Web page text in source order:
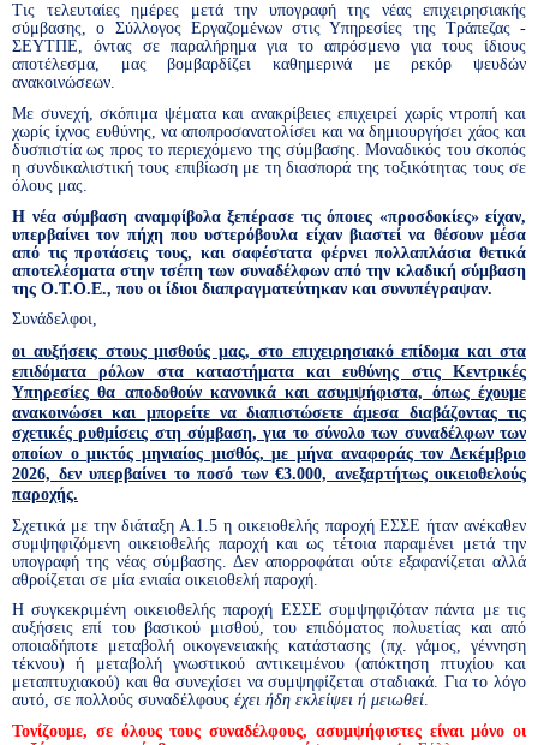
Τις τελευταίες ημέρες μετά την υπογραφή της νέας επιχειρησιακής
σύμβασης, ο Σύλλογος Εργαζομένων στις Υπηρεσίες της Τράπεζας -
ΣΕΥΤΠΕ, όντας σε παραλήρημα για το απρόσμενο για τους ίδιους
αποτέλεσμα, μας βομβαρδίζει καθημερινά με ρεκόρ ψευδών
ανακοινώσεων.
Με συνεχή, σκόπιμα ψέματα και ανακρίβειες επιχειρεί χωρίς ντροπή και
χωρίς ίχνος ευθύνης, να αποπροσανατολίσει και να δημιουργήσει χάος και
δυσπιστία ως προς το περιεχόμενο της σύμβασης. Μοναδικός του σκοπός
η συνδικαλιστική τους επιβίωση με τη διασπορά της τοξικότητας τους σε
όλους μας.
Η νέα σύμβαση αναμφίβολα ξεπέρασε τις όποιες «προσδοκίες» είχαν,
υπερβαίνει τον πήχη που υστερόβουλα είχαν βιαστεί να θέσουν μέσα
από τις προτάσεις τους, και σαφέστατα φέρνει πολλαπλάσια θετικά
αποτελέσματα στην τσέπη των συναδέλφων από την κλαδική σύμβαση
της Ο.Τ.Ο.Ε., που οι ίδιοι διαπραγματεύτηκαν και συνυπέγραψαν.
Συνάδελφοι,
οι αυξήσεις στους μισθούς μας, στο επιχειρησιακό επίδομα και στα
επιδόματα ρόλων στα καταστήματα και ευθύνης στις Κεντρικές
Υπηρεσίες θα αποδοθούν κανονικά και ασυμψήφιστα, όπως έχουμε
ανακοινώσει και μπορείτε να διαπιστώσετε άμεσα διαβάζοντας τις
σχετικές ρυθμίσεις στη σύμβαση, για το σύνολο των συναδέλφων των
οποίων ο μικτός μηνιαίος μισθός, με μήνα αναφοράς τον Δεκέμβριο
2026, δεν υπερβαίνει το ποσό των €3.000, ανεξαρτήτως οικειοθελούς
παροχής.
Σχετικά με την διάταξη Α.1.5 η οικειοθελής παροχή ΕΣΣΕ ήταν ανέκαθεν
συμψηφιζόμενη οικειοθελής παροχή και ως τέτοια παραμένει μετά την
υπογραφή της νέας σύμβασης. Δεν απορροφάται ούτε εξαφανίζεται αλλά
αθροίζεται σε μία ενιαία οικειοθελή παροχή.
Η συγκεκριμένη οικειοθελής παροχή ΕΣΣΕ συμψηφιζόταν πάντα με τις
αυξήσεις επί του βασικού μισθού, του επιδόματος πολυετίας και από
οποιαδήποτε μεταβολή οικογενειακής κατάστασης (πχ. γάμος, γέννηση
τέκνου) ή μεταβολή γνωστικού αντικειμένου (απόκτηση πτυχίου και
μεταπτυχιακού) και θα συνεχίσει να συμψηφίζεται σταδιακά. Για το λόγο
αυτό, σε πολλούς συναδέλφους έχει ήδη εκλείψει ή μειωθεί.
Τονίζουμε, σε όλους τους συναδέλφους, ασυμψήφιστες είναι μόνο οι